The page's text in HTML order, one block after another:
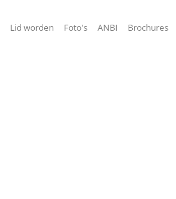
Lid worden Foto's ANBI Brochures